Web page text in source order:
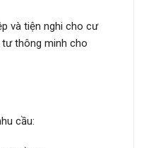
và tiện nghi cho cư
thông minh cho
cầu: